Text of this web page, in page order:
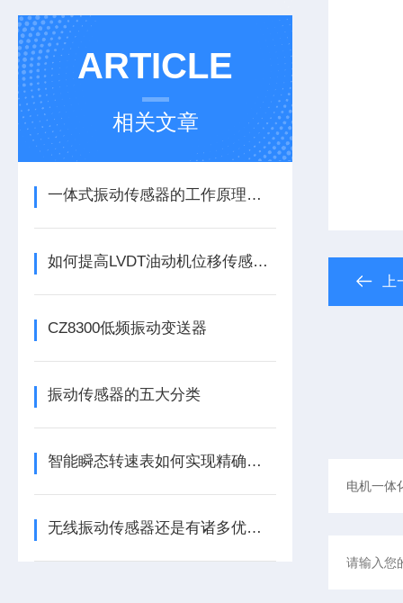
ARTICLE
相关文章
一体式振动传感器的工作原理是什么？
如何提高LVDT油动机位移传感器的精度？
CZ8300低频振动变送器
振动传感器的五大分类
智能瞬态转速表如何实现精确测量？
无线振动传感器还是有诸多优势的